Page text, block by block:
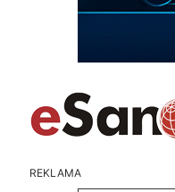
REKLAMA